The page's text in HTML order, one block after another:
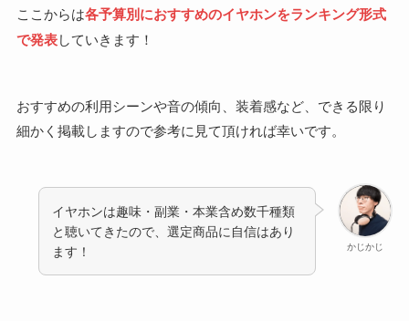
ここからは各予算別におすすめのイヤホンをランキング形式
で発表していきます！
おすすめの利用シーンや音の傾向、装着感など、できる限り
細かく掲載しますので参考に見て頂ければ幸いです。
かじかじ
イヤホンは趣味・副業・本業含め数千種類
と聴いてきたので、選定商品に自信はあり
ます！